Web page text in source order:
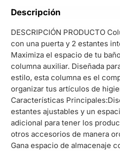
Descripción
DESCRIPCIÓN PRODUCTO
con una puerta y 2 estantes
Maximiza el espacio de tu
columna auxiliar. Diseñada
estilo, esta columna es el
organizar tus artículos de
Características
estantes ajustables y un
adicional para tener los
otros accesorios de manera
Gana espacio de almacenaje